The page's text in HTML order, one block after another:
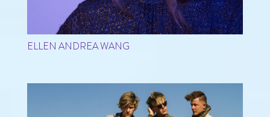
ELLEN ANDREA WANG